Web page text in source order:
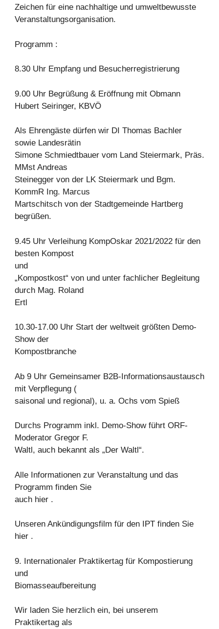
Zeichen für eine nachhaltige und umweltbewusste
Veranstaltungsorganisation.
Programm :
8.30 Uhr Empfang und Besucherregistrierung
9.00 Uhr Begrüßung & Eröffnung mit Obmann
Hubert Seiringer, KBVÖ
Als Ehrengäste dürfen wir DI Thomas Bachler
sowie Landesrätin
Simone Schmiedtbauer vom Land Steiermark, Präs.
MMst Andreas
Steinegger von der LK Steiermark und Bgm.
KommR Ing. Marcus
Martschitsch von der Stadtgemeinde Hartberg
begrüßen.
9.45 Uhr Verleihung KompOskar 2021/2022 für den
besten Kompost
und
„Kompostkost“ von und unter fachlicher Begleitung
durch Mag. Roland
Ertl
10.30-17.00 Uhr Start der weltweit größten Demo-
Show der
Kompostbranche
Ab 9 Uhr Gemeinsamer B2B-Informationsaustausch
mit Verpflegung (
saisonal und regional), u. a. Ochs vom Spieß
Durchs Programm inkl. Demo-Show führt ORF-
Moderator Gregor F.
Waltl, auch bekannt als „Der Waltl“.
Alle Informationen zur Veranstaltung und das
Programm finden Sie
auch hier .
Unseren Ankündigungsfilm für den IPT finden Sie
hier .
9. Internationaler Praktikertag für Kompostierung
und
Biomasseaufbereitung
Wir laden Sie herzlich ein, bei unserem
Praktikertag als